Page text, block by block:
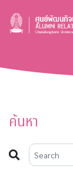
ค้นหา